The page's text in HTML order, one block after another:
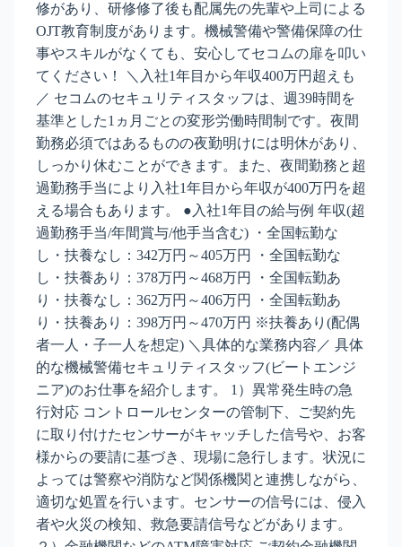
修があり、研修修了後も配属先の先輩や上司による
OJT教育制度があります。機械警備や警備保障の仕
事やスキルがなくても、安心してセコムの扉を叩い
てください！ ＼入社1年目から年収400万円超えも
／ セコムのセキュリティスタッフは、週39時間を
基準とした1ヵ月ごとの変形労働時間制です。夜間
勤務必須ではあるものの夜勤明けには明休があり、
しっかり休むことができます。また、夜間勤務と超
過勤務手当により入社1年目から年収が400万円を超
える場合もあります。 ●入社1年目の給与例 年収(超
過勤務手当/年間賞与/他手当含む) ・全国転勤な
し・扶養なし：342万円～405万円 ・全国転勤な
し・扶養あり：378万円～468万円 ・全国転勤あ
り・扶養なし：362万円～406万円 ・全国転勤あ
り・扶養あり：398万円～470万円 ※扶養あり(配偶
者一人・子一人を想定) ＼具体的な業務内容／ 具体
的な機械警備セキュリティスタッフ(ビートエンジ
ニア)のお仕事を紹介します。 1）異常発生時の急
行対応 コントロールセンターの管制下、ご契約先
に取り付けたセンサーがキャッチした信号や、お客
様からの要請に基づき、現場に急行します。状況に
よっては警察や消防など関係機関と連携しながら、
適切な処置を行います。センサーの信号には、侵入
者や火災の検知、救急要請信号などがあります。